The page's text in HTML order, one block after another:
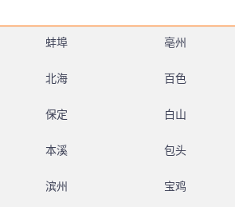
蚌埠 亳州
北海 百色
保定 白山
本溪 包头
滨州 宝鸡